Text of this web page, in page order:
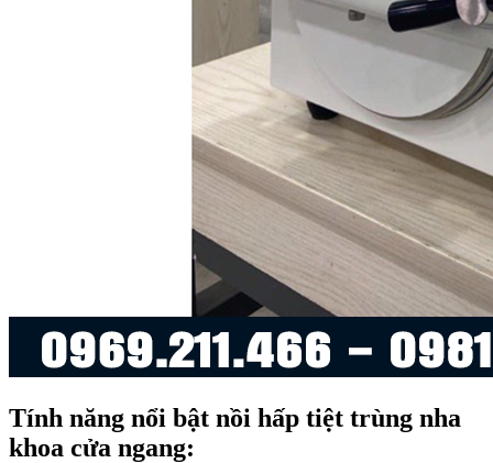
Tính năng nổi bật nồi hấp tiệt trùng nha
khoa cửa ngang: